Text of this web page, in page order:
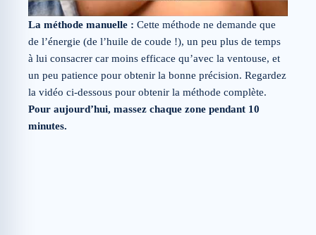
La méthode manuelle : Cette méthode ne demande que
de l’énergie (de l’huile de coude !), un peu plus de temps
à lui consacrer car moins efficace qu’avec la ventouse, et
un peu patience pour obtenir la bonne précision. Regardez
la vidéo ci-dessous pour obtenir la méthode complète.
Pour aujourd’hui, massez chaque zone pendant 10
minutes.